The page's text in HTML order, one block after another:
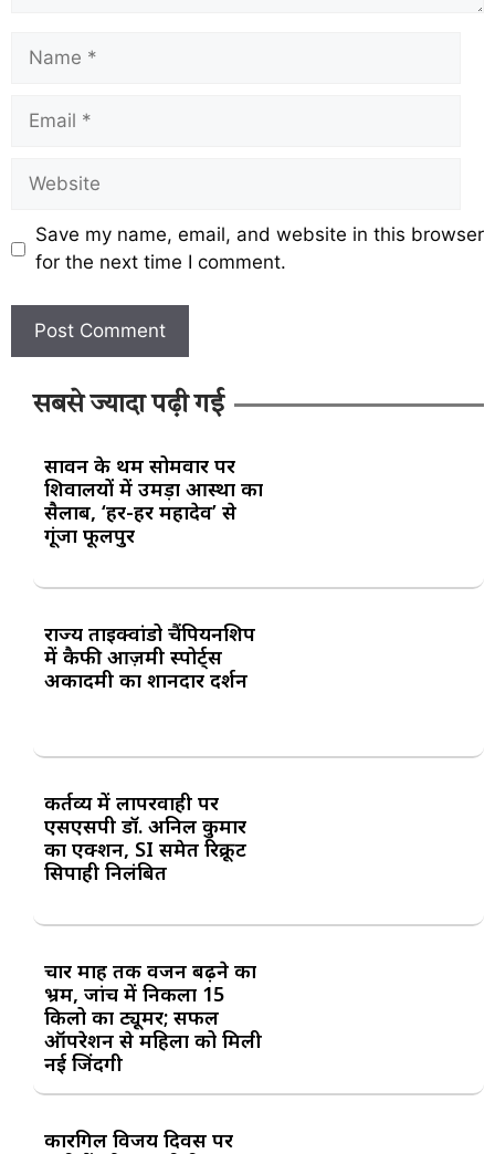
Save my name, email, and website in this browser
for the next time I comment.
सबसे ज्यादा पढ़ी गई
सावन के प्रथम सोमवार पर
शिवालयों में उमड़ा आस्था का
सैलाब, ‘हर-हर महादेव’ से
गूंजा फूलपुर
राज्य ताइक्वांडो चैंपियनशिप
में कैफी आज़मी स्पोर्ट्स
अकादमी का शानदार प्रदर्शन
कर्तव्य में लापरवाही पर
एसएसपी डॉ. अनिल कुमार
का एक्शन, SI समेत रिक्रूट
सिपाही निलंबित
चार माह तक वजन बढ़ने का
भ्रम, जांच में निकला 15
किलो का ट्यूमर; सफल
ऑपरेशन से महिला को मिली
नई जिंदगी
कारगिल विजय दिवस पर